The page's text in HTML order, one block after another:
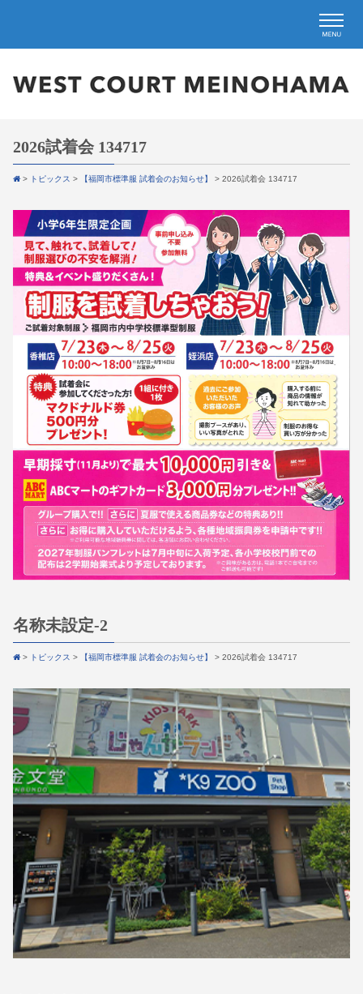
2026試着会 134717
> トピックス > 【福岡市標準服 試着会のお知らせ】 > 2026試着会 134717
名称未設定-2
> トピックス > 【福岡市標準服 試着会のお知らせ】 > 2026試着会 134717